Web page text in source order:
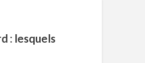
: lesquels